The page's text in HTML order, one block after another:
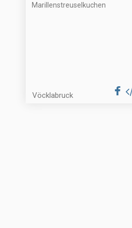
Marillenstreuselkuchen
Vöcklabruck